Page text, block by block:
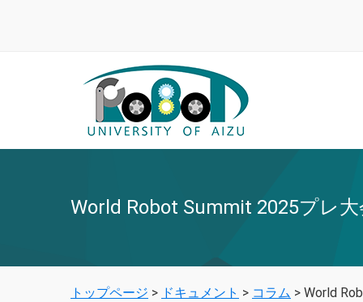
World Robot Summit 2025プレ
トップページ > ドキュメント > コラム > World